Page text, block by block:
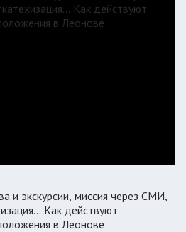
и экскурсии, миссия через СМИ,
Как действуют
в Леонове